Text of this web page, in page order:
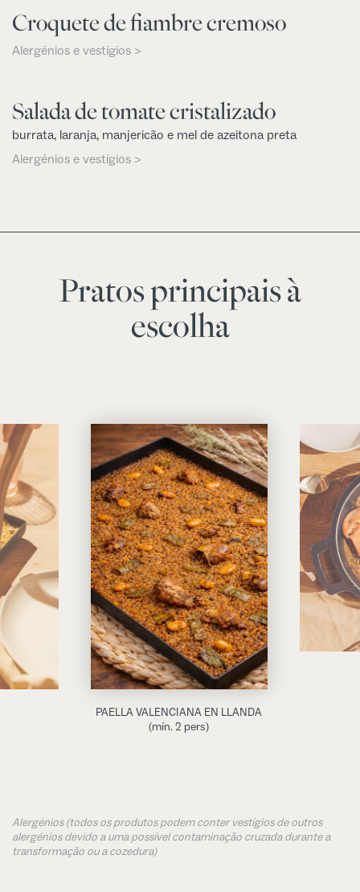
Croquete de fiambre cremoso
Alergénios e vestígios >
Salada de tomate cristalizado
burrata, laranja, manjericão e mel de azeitona preta
Alergénios e vestígios >
Pratos principais à
escolha
PAELLA VALENCIANA EN LLANDA
(mín. 2 pers)
Alergénios (todos os produtos podem conter vestígios de outros
alergénios devido a uma possível contaminação cruzada durante a
transformação ou a cozedura)